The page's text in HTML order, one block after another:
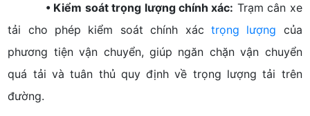
• Kiểm soát trọng lượng chính xác: Trạm cân xe
tải cho phép kiểm soát chính xác trọng lượng của
phương tiện vận chuyển, giúp ngăn chặn vận chuyển
quá tải và tuân thủ quy định về trọng lượng tải trên
đường.